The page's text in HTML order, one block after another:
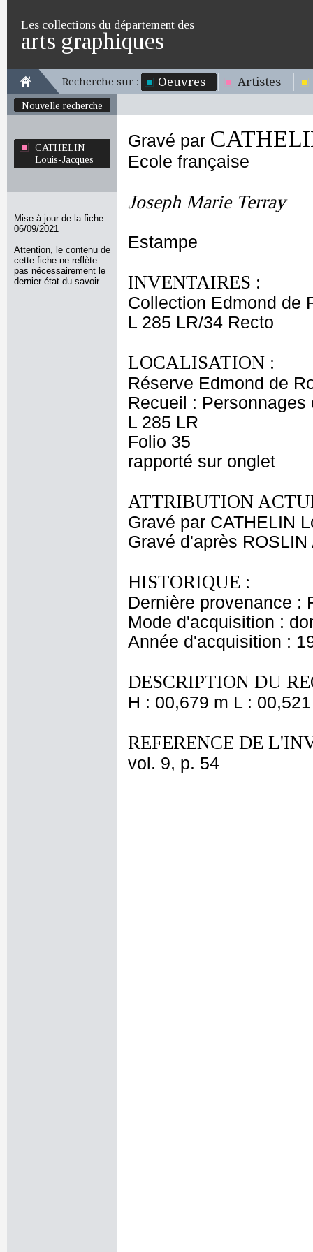
Les collections du département des
arts graphiques
Recherche sur : Oeuvres Artistes
Nouvelle recherche
CATHELIN
Louis-Jacques
Mise à jour de la fiche
06/09/2021
Attention, le contenu de
cette fiche ne reflète
pas nécessairement le
dernier état du savoir.
Gravé par
Ecole française
Joseph Marie Terray
Estampe
INVENTAIRES :
Collection Edmond de
L 285 LR/34 Recto
LOCALISATION :
Réserve Edmond de
Recueil :
L 285 LR
Folio 35
rapporté sur onglet
ATTRIBUTION
Gravé par CATHELIN
Gravé d'après ROSLIN
HISTORIQUE :
Dernière provenance :
Mode d'acquisition :
Année d'acquisition :
DESCRIPTION DU
H : 00,679 m L :
REFERENCE DE
vol. 9, p. 54